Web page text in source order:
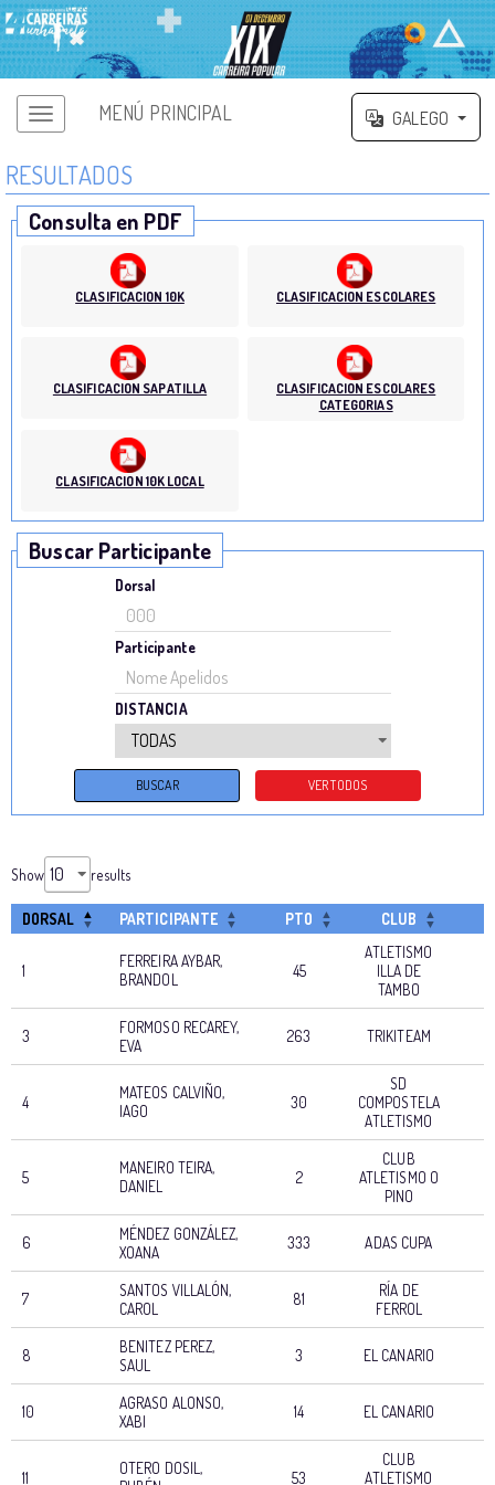
MENÚ PRINCIPAL GALEGO
RESULTADOS
Consulta en PDF
CLASIFICACION 10K CLASIFICACION ESCOLARES
CLASIFICACION SAPATILLA
CLASIFICACION ESCOLARES
CATEGORIAS
CLASIFICACION 10K LOCAL
Buscar Participante
Dorsal
Participante
DISTANCIA
Show results
DORSAL PARTICIPANTE PTO CLUB
1
FERREIRA AYBAR,
BRANDOL
45
ATLETISMO
ILLA DE
TAMBO
3
FORMOSO RECAREY,
EVA
263 TRIKITEAM
4
MATEOS CALVIÑO,
IAGO
30
SD
COMPOSTELA
ATLETISMO
5
MANEIRO TEIRA,
DANIEL
2
CLUB
ATLETISMO O
PINO
6
MÉNDEZ GONZÁLEZ,
XOANA
333 ADAS CUPA
7
SANTOS VILLALÓN,
CAROL
81
RÍA DE
FERROL
8
BENITEZ PEREZ,
SAUL
3 EL CANARIO
10
AGRASO ALONSO,
XABI
14 EL CANARIO
11
OTERO DOSIL,
53
CLUB
ATLETISMO